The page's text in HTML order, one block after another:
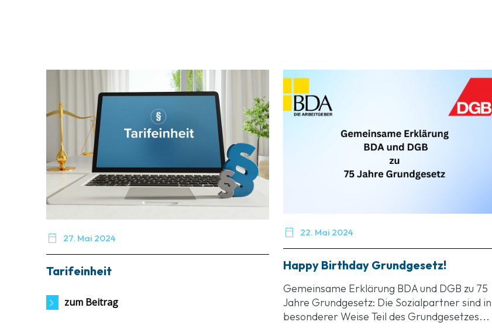
 27. Mai 2024
Tarifeinheit
zum Beitrag
 22. Mai 2024
Happy Birthday Grundgesetz!
Gemeinsame Erklärung BDA und DGB zu 75
Jahre Grundgesetz: Die Sozialpartner sind in
besonderer Weise Teil des Grundgesetzes...